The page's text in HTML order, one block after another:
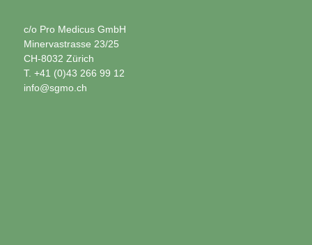
c/o Pro Medicus GmbH
Minervastrasse 23/25
CH-8032 Zürich
T. +41 (0)43 266 99 12
info@sgmo.ch